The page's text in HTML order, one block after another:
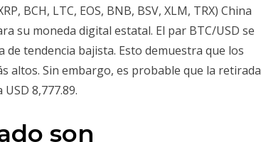
BCH, LTC, EOS, BNB, BSV, XLM, TRX) China
su moneda digital estatal. El par BTC/USD se
tendencia bajista. Esto demuestra que los
altos. Sin embargo, es probable que la retirada
8,777.89.
son